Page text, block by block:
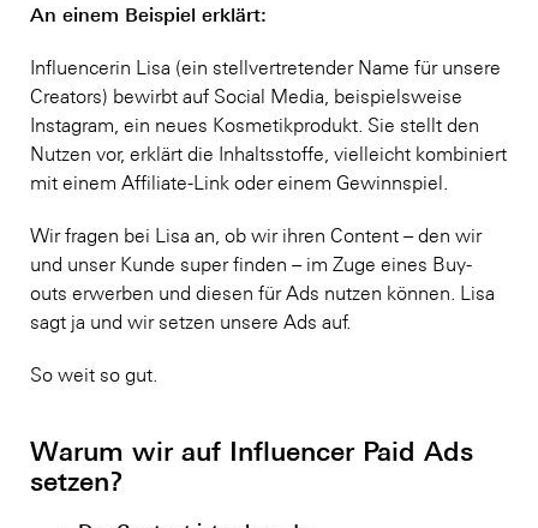
An einem Beispiel erklärt:
Influencerin Lisa (ein stellvertretender Name für unsere
Creators) bewirbt auf Social Media, beispielsweise
Instagram, ein neues Kosmetikprodukt. Sie stellt den
Nutzen vor, erklärt die Inhaltsstoffe, vielleicht kombiniert
mit einem Affiliate-Link oder einem Gewinnspiel.
Wir fragen bei Lisa an, ob wir ihren Content – den wir
und unser Kunde super finden – im Zuge eines Buy-
outs erwerben und diesen für Ads nutzen können. Lisa
sagt ja und wir setzen unsere Ads auf.
So weit so gut.
Warum wir auf Influencer Paid Ads
setzen?